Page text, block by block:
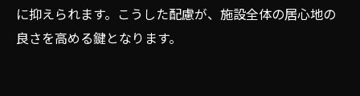
に抑えられます。こうした配慮が、施設全体の居心地の
良さを高める鍵となります。